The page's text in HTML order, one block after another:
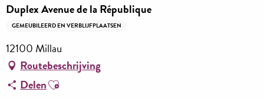
Duplex Avenue de la République
GEMEUBILEERD EN VERBLIJFPLAATSEN
12100 Millau
Routebeschrijving
DelenAjouter aux favoris